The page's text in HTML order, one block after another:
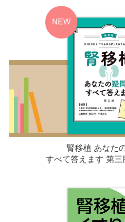
腎移植 あなた
すべて答えます 第三